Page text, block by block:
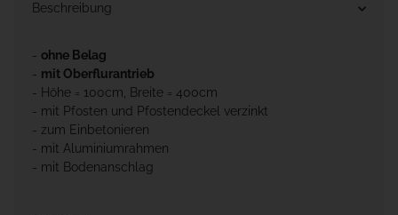
Beschreibung
- ohne Belag
- mit Oberflurantrieb
- Höhe = 100cm, Breite = 400cm
- mit Pfosten und Pfostendeckel verzinkt
- zum Einbetonieren
- mit Aluminiumrahmen
- mit Bodenanschlag